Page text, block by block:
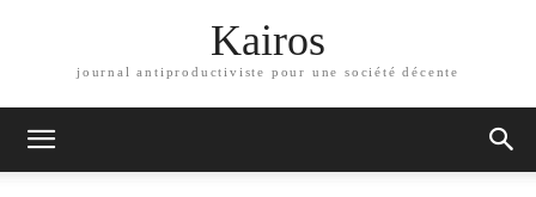
Kairos
journal antiproductiviste pour une société décente